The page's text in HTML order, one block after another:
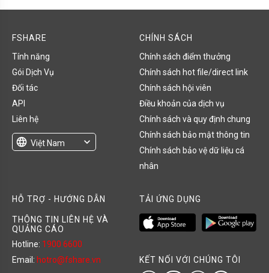
FSHARE
Tính năng
Gói Dịch Vụ
Đối tác
API
Liên hệ
language Việt Nam
expand_more
CHÍNH SÁCH
Chính sách điểm thưởng
Chính sách hot file/direct link
Chính sách hội viên
Điều khoản của dịch vụ
Chính sách và quy định chung
Chính sách bảo mật thông tin
Chính sách bảo vệ dữ liệu cá
nhân
HỖ TRỢ - HƯỚNG DẪN
THÔNG TIN LIÊN HỆ VÀ
QUẢNG CÁO
Hotline: 1900 6600
Email: hotro@fshare.vn
TẢI ỨNG DỤNG
KẾT NỐI VỚI CHÚNG TÔI